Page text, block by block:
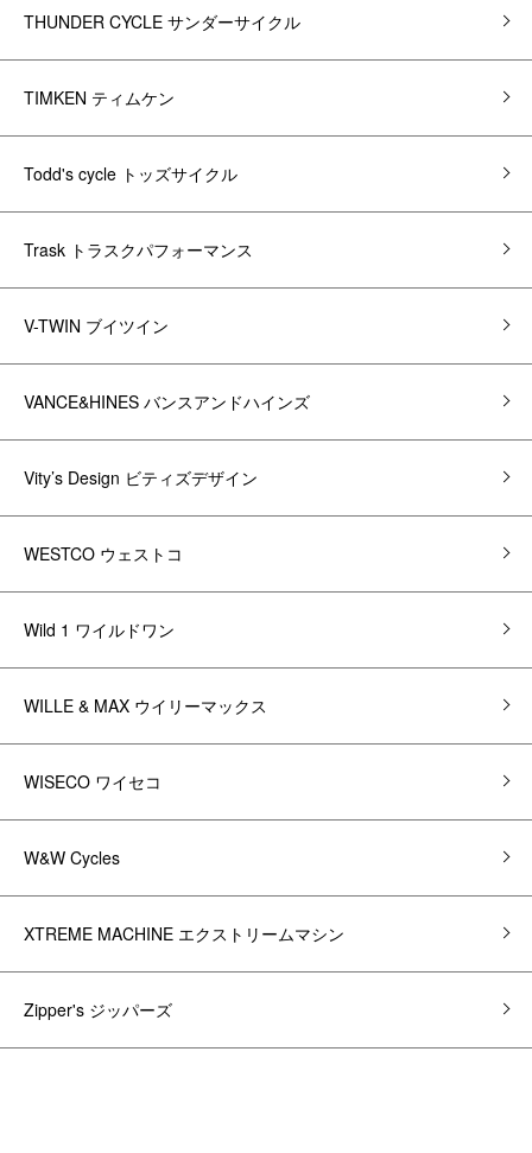
THUNDER CYCLE サンダーサイクル
TIMKEN ティムケン
Todd's cycle トッズサイクル
Trask トラスクパフォーマンス
V-TWIN ブイツイン
VANCE&HINES バンスアンドハインズ
Vity’s Design ビティズデザイン
WESTCO ウェストコ
Wild 1 ワイルドワン
WILLE & MAX ウイリーマックス
WISECO ワイセコ
W&W Cycles
XTREME MACHINE エクストリームマシン
Zipper's ジッパーズ